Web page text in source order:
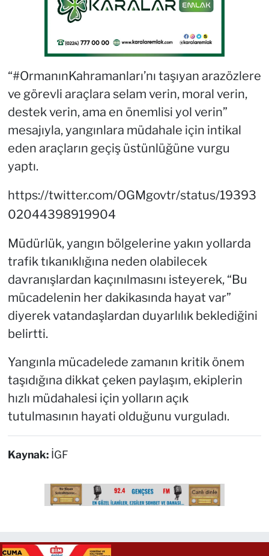
“#OrmanınKahramanları’nı taşıyan arazözlere
ve görevli araçlara selam verin, moral verin,
destek verin, ama en önemlisi yol verin”
mesajıyla, yangınlara müdahale için intikal
eden araçların geçiş üstünlüğüne vurgu
yaptı.
https://twitter.com/OGMgovtr/status/19393
02044398919904
Müdürlük, yangın bölgelerine yakın yollarda
trafik tıkanıklığına neden olabilecek
davranışlardan kaçınılmasını isteyerek, “Bu
mücadelenin her dakikasında hayat var”
diyerek vatandaşlardan duyarlılık beklediğini
belirtti.
Yangınla mücadelede zamanın kritik önem
taşıdığına dikkat çeken paylaşım, ekiplerin
hızlı müdahalesi için yolların açık
tutulmasının hayati olduğunu vurguladı.
Kaynak: İGF